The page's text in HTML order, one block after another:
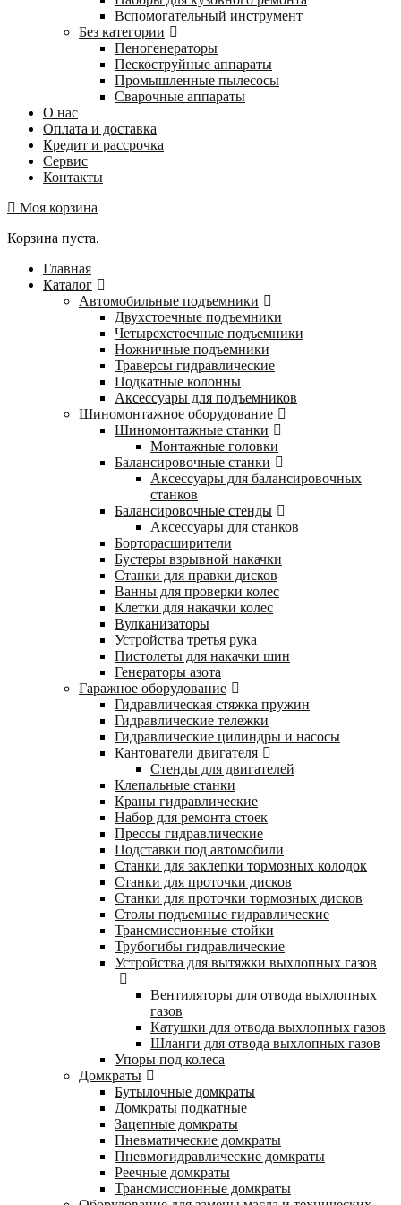
Вспомогательный инструмент
Без категории
Пеногенераторы
Пескоструйные аппараты
Промышленные пылесосы
Сварочные аппараты
О нас
Оплата и доставка
Кредит и рассрочка
Сервис
Контакты
Моя корзина
Корзина пуста.
Главная
Каталог
Автомобильные подъемники
Двухстоечные подъемники
Четырехстоечные подъемники
Ножничные подъемники
Траверсы гидравлические
Подкатные колонны
Аксессуары для подъемников
Шиномонтажное оборудование
Шиномонтажные станки
Монтажные головки
Балансировочные станки
Аксессуары для балансировочных
станков
Балансировочные стенды
Аксессуары для станков
Борторасширители
Бустеры взрывной накачки
Станки для правки дисков
Ванны для проверки колес
Клетки для накачки колес
Вулканизаторы
Устройства третья рука
Пистолеты для накачки шин
Генераторы азота
Гаражное оборудование
Гидравлическая стяжка пружин
Гидравлические тележки
Гидравлические цилиндры и насосы
Кантователи двигателя
Стенды для двигателей
Клепальные станки
Краны гидравлические
Набор для ремонта стоек
Прессы гидравлические
Подставки под автомобили
Станки для заклепки тормозных колодок
Станки для проточки дисков
Станки для проточки тормозных дисков
Столы подъемные гидравлические
Трансмиссионные стойки
Трубогибы гидравлические
Устройства для вытяжки выхлопных газов
Вентиляторы для отвода выхлопных
газов
Катушки для отвода выхлопных газов
Шланги для отвода выхлопных газов
Упоры под колеса
Домкраты
Бутылочные домкраты
Домкраты подкатные
Зацепные домкраты
Пневматические домкраты
Пневмогидравлические домкраты
Реечные домкраты
Трансмиссионные домкраты